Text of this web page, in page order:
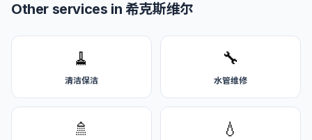
Other services in 希克斯维尔
🧹
清洁保洁
🔧
水管维修
🚿 💧